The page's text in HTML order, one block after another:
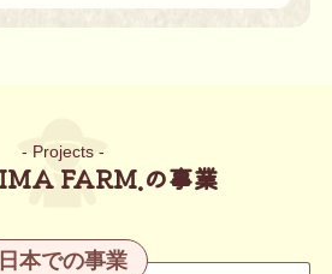
FARM.の事業
日本での事業